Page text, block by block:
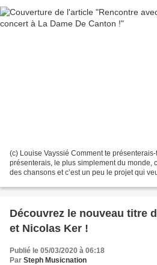
(c) Louise Vayssié Comment te
présenterais, le plus simplement du monde,
des chansons et c’est un peu le projet qui
Découvrez le nouveau titre
et Nicolas Ker !
Publié le 05/03/2020 à 06:18
Par Steph Musicnation